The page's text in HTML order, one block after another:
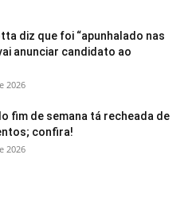
diz que foi “apunhalado nas
anunciar candidato ao
2026
fim de semana tá recheada de
confira!
2026